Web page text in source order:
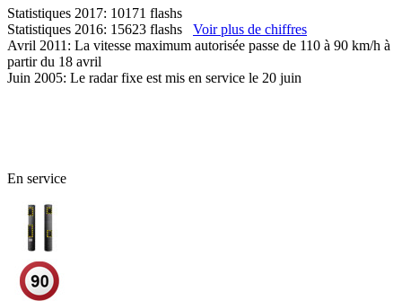
Statistiques 2017: 10171 flashs
Statistiques 2016: 15623 flashs Voir plus de chiffres
Avril 2011: La vitesse maximum autorisée passe de 110 à 90 km/h à
partir du 18 avril
Juin 2005: Le radar fixe est mis en service le 20 juin
En service